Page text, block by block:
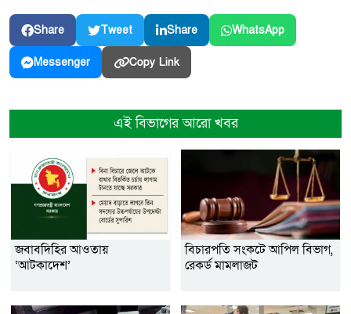
Share Tweet Share WhatsApp
Messenger Copy Link
এই বিভাগের আরো খবর
জবাবদিহির আওতায়
‘আটকাদেশ’
বিচারপতি সংকটে আপিল বিভাগ,
রেকর্ড মামলাজট